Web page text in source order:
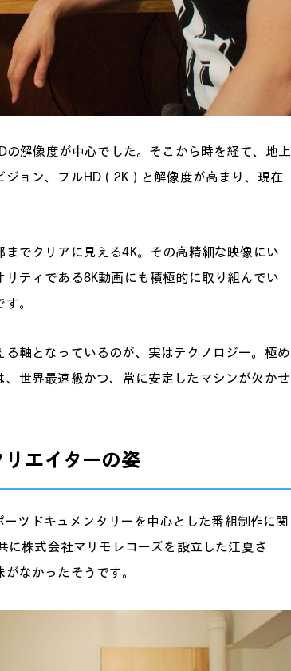
の解像度が中心でした。そこから時を経て、地上
ョン、フルHD（2K）と解像度が高まり、現在
でクリアに見える4K。その高精細な映像にい
ティである8K動画にも積極的に取り組んでい
。
軸となっているのが、実はテクノロジー。極め
世界最速級かつ、常に安定したマシンが欠かせ
エイターの姿
ツドキュメンタリーを中心とした番組制作に関
に株式会社マリモレコーズを設立した江夏さ
なかったそうです。